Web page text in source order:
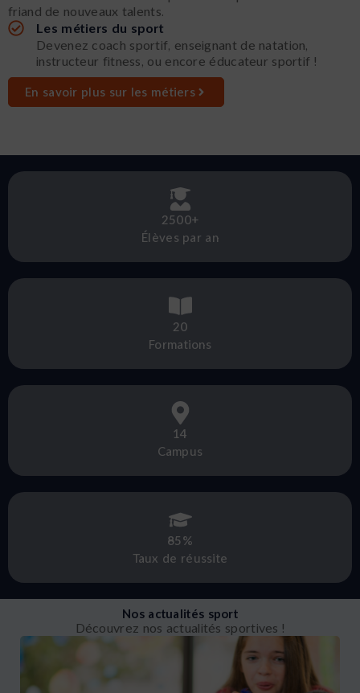
friand de nouveaux talents.
Les métiers du sport
Devenez coach sportif, enseignant de natation,
instructeur fitness, ou encore éducateur sportif !
En savoir plus sur les métiers
2500+
Élèves par an
20
Formations
14
Campus
85%
Taux de réussite
Nos actualités sport
Découvrez nos actualités sportives !